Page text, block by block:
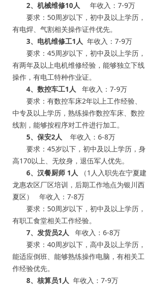
2、机械维修10人
年收入：7-9万
要求：50周岁以下，初中及以上学历，
有电焊、气割相关操作证件优先。
3、电机维修工1人 年收入：7-9万
要求：45周岁以下，初中及以上学历，
有两年及以上电机维修经验，能够独立下线
操作，有电工特种作业证。
4、数控车工1人 年收入：7-9万
要求：有数控车床2年以上工作经验、
中专及以上学历，熟练操作数控车床、数控
线割，能够按程序对工件进行加工。
5、保安2人
年收入：6-8万
要求：45岁以下，初中及以上学历，身
高170以上、无纹身，退伍军人优先。
6、汉餐厨师 1人 （1人入职先在宁夏建
龙惠农区厂区培训，后期工作地点为银川西
夏区） 年收入：7-8万
要求：50周岁以下，初中及以上学历，
有职工食堂相关工作经验。
7、发货员2人
年收入：6-8万
要求：40周岁以下，高中及以上学历，
能适应倒班、能够熟练操作电脑，有相关工
作经验优先。
8、核算员1人 年收入：7-9万